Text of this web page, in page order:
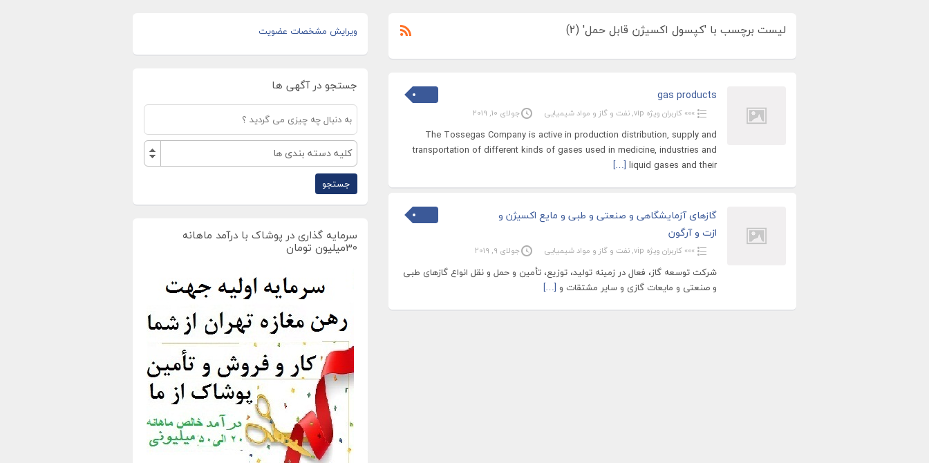
لیست برچسب با 'کپسول اکسیژن قابل حمل' (2)
gas products
»»» کاربران ویژه vip , نفت و گاز و مواد شیمیایی جولای 10, 2019
The Tossegas Company is active in production distribution, supply and
transportation of different kinds of gases used in medicine, industries and
liquid gases and their
[…]
گازهای آزمایشگاهی و صنعتی و طبی و مایع اکسیژن و
ازت و آرگون
»»» کاربران ویژه vip , نفت و گاز و مواد شیمیایی جولای 9, 2019
شرکت توسعه گاز، فعال در زمینه تولید، توزیع، تأمین و حمل و نقل انواع گازهای طبی
و صنعتی و مایعات گازی و سایر مشتقات و […]
ویرایش مشخصات عضویت
جستجو در آگهی ها
کلیه دسته بندی ها
سرمایه گذاری در پوشاک با درآمد ماهانه
30میلیون تومان